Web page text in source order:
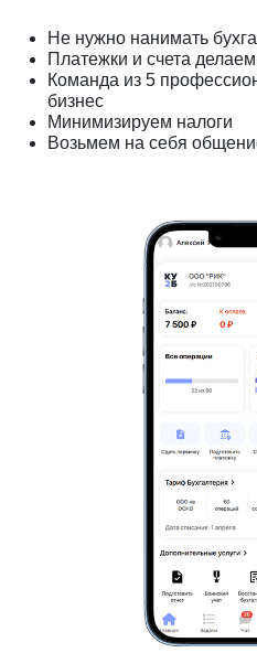
Не нужно нанимать
Платежки и счета
Команда из 5
бизнес
Минимизируем налоги
Возьмем на себя